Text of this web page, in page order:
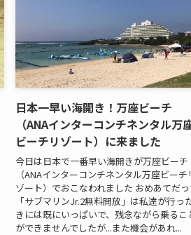
日本一早い海開き！万座ビーチ
（ANAインターコンチネンタル万
ビーチリゾート）に来ました
今日は日本で一番早い海開きが万座ビーチ
（ANAインターコンチネンタル万座ビーチ
ゾート）でおこなわれました おめあてだ
「サブマリンJr.2無料開放」は私達が行っ
きには既にいっぱいで、残念ながら乗るこ
ができませんでしたが...また機会があれ...